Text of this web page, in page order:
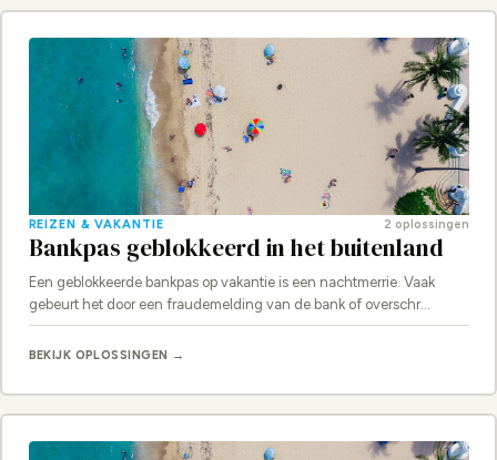
REIZEN & VAKANTIE 2 oplossingen
Bankpas geblokkeerd in het buitenland
Een geblokkeerde bankpas op vakantie is een nachtmerrie. Vaak
gebeurt het door een fraudemelding van de bank of overschr…
BEKIJK OPLOSSINGEN →